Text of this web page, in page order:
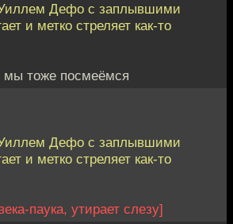
Дефо с заплывшими
и метко стреляет как-то
мы тоже посмеёмся
Дефо с заплывшими
и метко стреляет как-то
паука, утирает слезу]